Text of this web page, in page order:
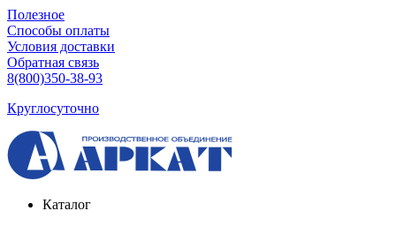
Полезное
Способы оплаты
Условия доставки
Обратная связь
8(800)350-38-93
Круглосуточно
Каталог